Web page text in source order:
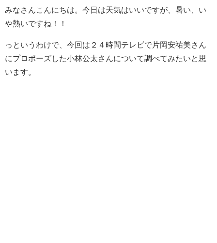
みなさんこんにちは。今日は天気はいいですが、暑い、い
や熱いですね！！
っというわけで、今回は２４時間テレビで片岡安祐美さん
にプロポーズした小林公太さんについて調べてみたいと思
います。